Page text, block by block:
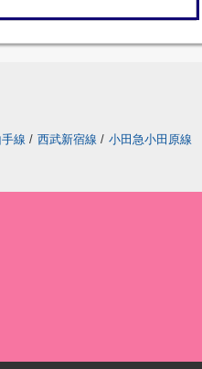
手線 / 西武新宿線 / 小田急小田原線